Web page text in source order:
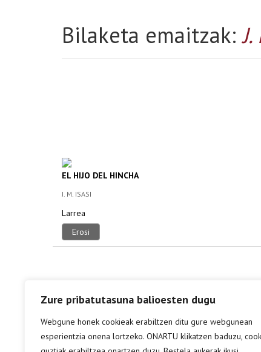
Zure pribatutasuna balioesten dugu
Webgune honek cookieak erabiltzen ditu gure webgunean
esperientzia onena lortzeko. ONARTU klikatzen baduzu,
Bilaketa emaitzak:
EL HIJO DEL HINCHA
J. M. ISASI
Larrea
Erosi